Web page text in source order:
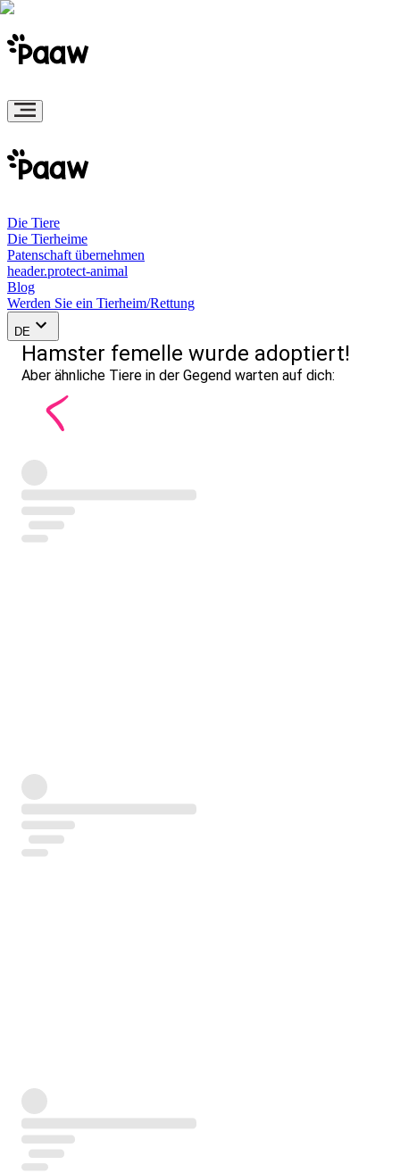
Die Tiere
Die Tierheime
Patenschaft übernehmen
header.protect-animal
Blog
Werden Sie ein Tierheim/Rettung
DE
Hamster femelle wurde adoptiert!
Aber ähnliche Tiere in der Gegend warten auf dich: